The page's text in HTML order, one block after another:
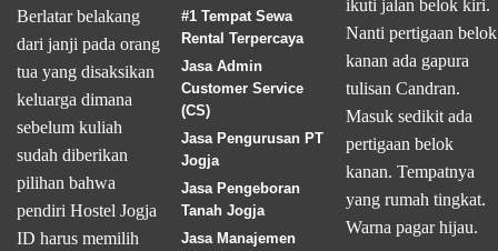
Berlatar belakang
dari janji pada orang
tua yang disaksikan
keluarga dimana
sebelum kuliah
sudah diberikan
pilihan bahwa
pendiri Hostel Jogja
ID harus memilih
#1 Tempat Sewa
Rental Terpercaya
Jasa Admin
Customer Service
(CS)
Jasa Pengurusan PT
Jogja
Jasa Pengeboran
Tanah Jogja
Jasa Manajemen
ikuti jalan belok kiri.
Nanti pertigaan belok
kanan ada gapura
tulisan Candran.
Masuk sedikit ada
pertigaan belok
kanan. Tempatnya
yang rumah tingkat.
Warna pagar hijau.